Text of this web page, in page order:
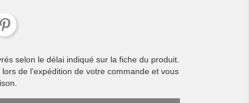
selon le délai indiqué sur la fiche du produit.
de l’expédition de votre commande et vous